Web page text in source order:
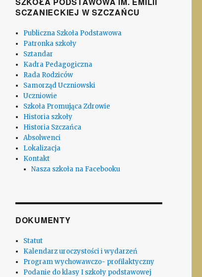
SCZANIECKIEJ W SZCZAŃCU
Publiczna Szkoła Podstawowa
Patronka szkoły
Sztandar
Kadra Pedagogiczna
Rada Rodziców
Samorząd Uczniowski
Uczniowie
Szkoła Promująca Zdrowie
Historia szkoły
Historia Szczańca
Absolwenci
Lokalizacja
Kontakt
Nasza szkoła na Facebooku
DOKUMENTY
Statut
Kalendarz uroczystości i wydarzeń
Program wychowawczo- profilaktyczny
Podanie do klasy I szkoły podstawowej